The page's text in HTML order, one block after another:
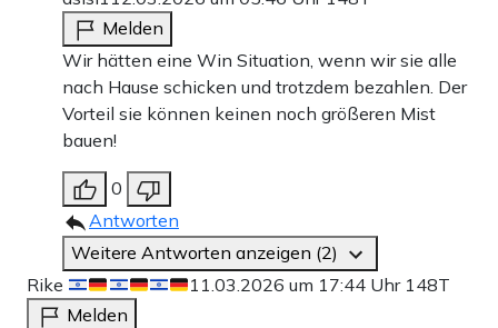
Melden
Wir hätten eine Win Situation, wenn wir sie alle
nach Hause schicken und trotzdem bezahlen. Der
Vorteil sie können keinen noch größeren Mist
bauen!
0
Antworten
Weitere Antworten anzeigen (2)
Rike
11.03.2026 um 17:44 Uhr 148T
Melden